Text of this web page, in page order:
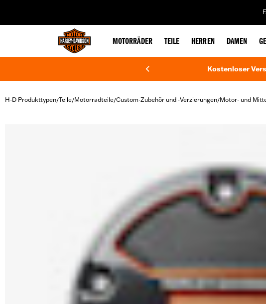
MOTORRÄDER TEILE HERREN DAMEN
Kostenloser
H-D Produkttypen/Teile/Motorradteile/Custom-Zubehör und -Verzierungen/Motor- und